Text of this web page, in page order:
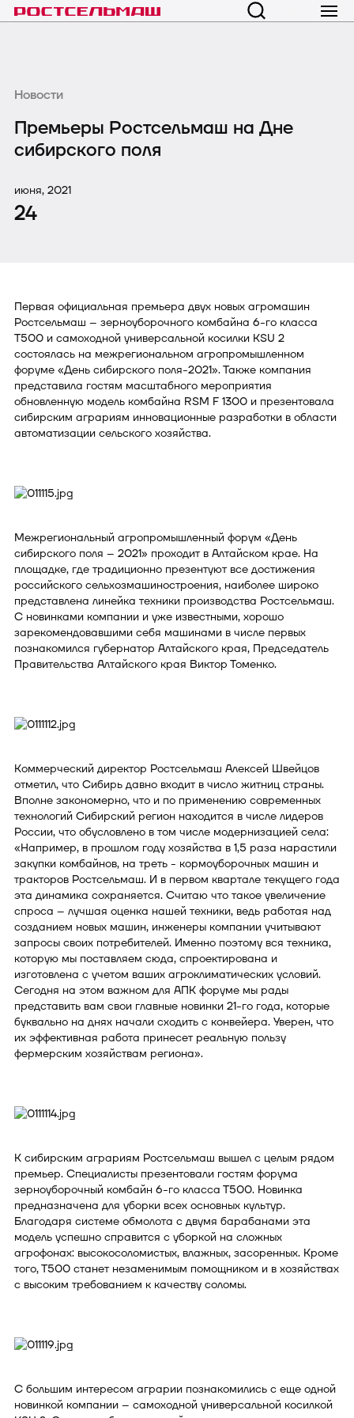
Новости
Премьеры Ростсельмаш на Дне
сибирского поля
июня, 2021
24
Первая официальная премьера двух новых агромашин
Ростсельмаш – зерноуборочного комбайна 6-го класса
Т500 и самоходной универсальной косилки KSU 2
состоялась на межрегиональном агропромышленном
форуме «День сибирского поля-2021». Также компания
представила гостям масштабного мероприятия
обновленную модель комбайна RSM F 1300 и презентовала
сибирским аграриям инновационные разработки в области
автоматизации сельского хозяйства.
Межрегиональный агропромышленный форум «День
сибирского поля – 2021» проходит в Алтайском крае. На
площадке, где традиционно презентуют все достижения
российского сельхозмашиностроения, наиболее широко
представлена линейка техники производства Ростсельмаш.
С новинками компании и уже известными, хорошо
зарекомендовавшими себя машинами в числе первых
познакомился губернатор Алтайского края, Председатель
Правительства Алтайского края Виктор Томенко.
Коммерческий директор Ростсельмаш Алексей Швейцов
отметил, что Сибирь давно входит в число житниц страны.
Вполне закономерно, что и по применению современных
технологий Сибирский регион находится в числе лидеров
России, что обусловлено в том числе модернизацией села:
«Например, в прошлом году хозяйства в 1,5 раза нарастили
закупки комбайнов, на треть - кормоуборочных машин и
тракторов Ростсельмаш. И в первом квартале текущего года
эта динамика сохраняется. Считаю что такое увеличение
спроса – лучшая оценка нашей техники, ведь работая над
созданием новых машин, инженеры компании учитывают
запросы своих потребителей. Именно поэтому вся техника,
которую мы поставляем сюда, спроектирована и
изготовлена с учетом ваших агроклиматических условий.
Сегодня на этом важном для АПК форуме мы рады
представить вам свои главные новинки 21-го года, которые
буквально на днях начали сходить с конвейера. Уверен, что
их эффективная работа принесет реальную пользу
фермерским хозяйствам региона».
К сибирским аграриям Ростсельмаш вышел с целым рядом
премьер. Специалисты презентовали гостям форума
зерноуборочный комбайн 6-го класса Т500. Новинка
предназначена для уборки всех основных культур.
Благодаря системе обмолота с двумя барабанами эта
модель успешно справится с уборкой на сложных
агрофонах: высокосоломистых, влажных, засоренных. Кроме
того, Т500 станет незаменимым помощником и в хозяйствах
с высоким требованием к качеству соломы.
С большим интересом аграрии познакомились с еще одной
новинкой компании – самоходной универсальной косилкой